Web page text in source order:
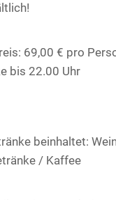
69,00 € pro
bis 22.00 Uhr
beinhaltet:
/ Kaffee